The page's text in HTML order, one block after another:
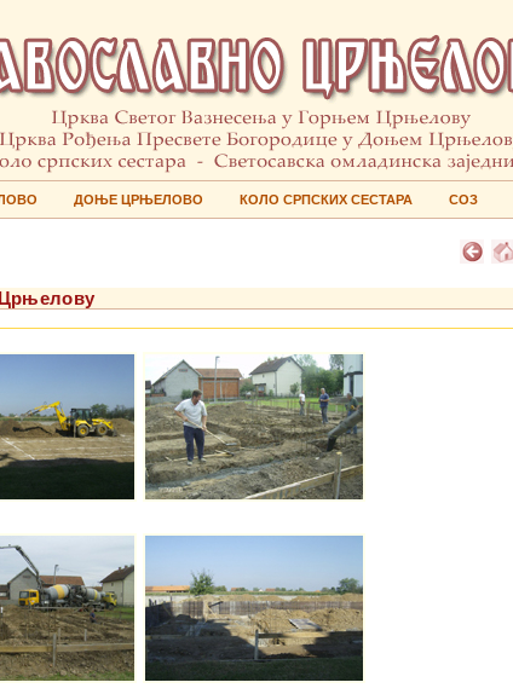
ДОЊЕ ЦРЊЕЛОВО КОЛО СРПСКИХ СЕСТАРА СОЗ